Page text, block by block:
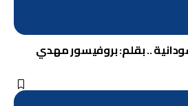
.. بقلم: بروفيسور مهدي